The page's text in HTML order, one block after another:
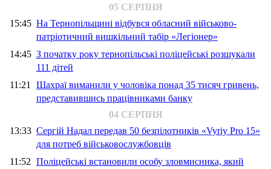
05 СЕРПНЯ
15:45 На Тернопільщині відбувся обласний військово-
патріотичний вишкільний табір «Легіонер»
14:45 З початку року тернопільські поліцейські розшукали
111 дітей
11:21 Шахраї виманили у чоловіка понад 35 тисяч гривень,
представившись працівниками банку
04 СЕРПНЯ
13:33 Сергій Надал передав 50 безпілотників «Vyriy Pro 15»
для потреб військовослужбовців
11:52 Поліцейські встановили особу зловмисника, який